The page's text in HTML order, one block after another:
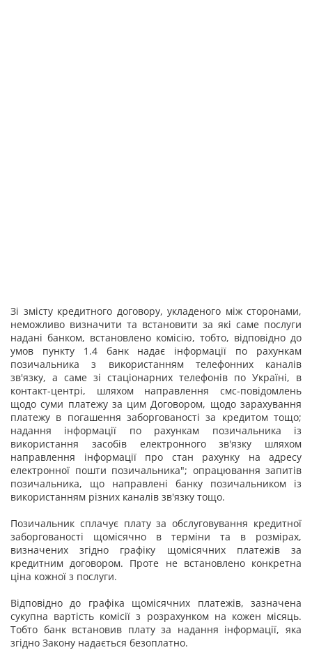
Зі змісту кредитного договору, укладеного між сторонами,
неможливо визначити та встановити за які саме послуги
надані банком, встановлено комісію, тобто, відповідно до
умов пункту 1.4 банк надає інформації по рахункам
позичальника з використанням телефонних каналів
зв'язку, а саме зі стаціонарних телефонів по Україні, в
контакт-центрі, шляхом направлення смс-повідомлень
щодо суми платежу за цим Договором, щодо зарахування
платежу в погашення заборгованості за кредитом тощо;
надання інформації по рахункам позичальника із
використання засобів електронного зв'язку шляхом
направлення інформації про стан рахунку на адресу
електронної пошти позичальника"; опрацювання запитів
позичальника, що направлені банку позичальником із
використанням різних каналів зв'язку тощо.
Позичальник сплачує плату за обслуговування кредитної
заборгованості щомісячно в терміни та в розмірах,
визначених згідно графіку щомісячних платежів за
кредитним договором. Проте не встановлено конкретна
ціна кожної з послуги.
Відповідно до графіка щомісячних платежів, зазначена
сукупна вартість комісії з розрахунком на кожен місяць.
Тобто банк встановив плату за надання інформації, яка
згідно Закону надається безоплатно.